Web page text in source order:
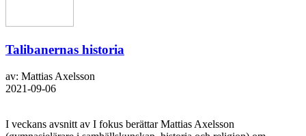
Talibanernas historia
av: Mattias Axelsson
2021-09-06
I veckans avsnitt av I fokus berättar Mattias Axelsson